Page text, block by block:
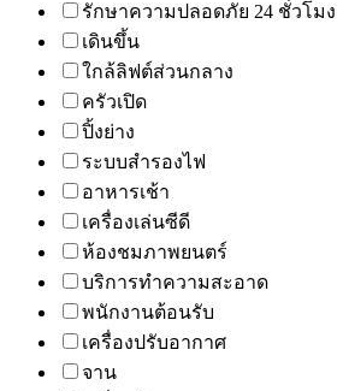
รักษาความปลอดภัย 24 ชั่วโมง
เดินขึ้น
ใกล้ลิฟต์ส่วนกลาง
ครัวเปิด
ปิ้งย่าง
ระบบสำรองไฟ
อาหารเช้า
เครื่องเล่นซีดี
ห้องชมภาพยนตร์
บริการทำความสะอาด
พนักงานต้อนรับ
เครื่องปรับอากาศ
จาน